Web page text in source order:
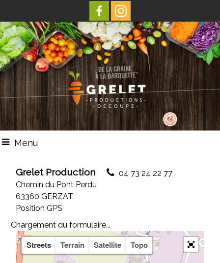
Menu
Grelet Production
Chemin du Pont Perdu
63360 GERZAT
Position GPS
04 73 24 22 77
Chargement du formulaire...
Streets Terrain Satellite Topo